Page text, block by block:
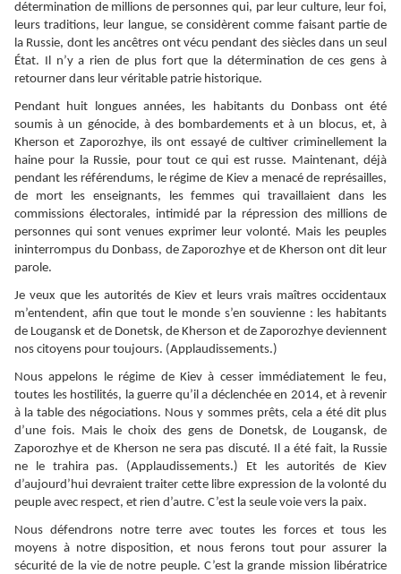
détermination de millions de personnes qui, par leur culture, leur foi,
leurs traditions, leur langue, se considèrent comme faisant partie de
la Russie, dont les ancêtres ont vécu pendant des siècles dans un seul
État. Il n’y a rien de plus fort que la détermination de ces gens à
retourner dans leur véritable patrie historique.
Pendant huit longues années, les habitants du Donbass ont été
soumis à un génocide, à des bombardements et à un blocus, et, à
Kherson et Zaporozhye, ils ont essayé de cultiver criminellement la
haine pour la Russie, pour tout ce qui est russe. Maintenant, déjà
pendant les référendums, le régime de Kiev a menacé de représailles,
de mort les enseignants, les femmes qui travaillaient dans les
commissions électorales, intimidé par la répression des millions de
personnes qui sont venues exprimer leur volonté. Mais les peuples
ininterrompus du Donbass, de Zaporozhye et de Kherson ont dit leur
parole.
Je veux que les autorités de Kiev et leurs vrais maîtres occidentaux
m’entendent, afin que tout le monde s’en souvienne : les habitants
de Lougansk et de Donetsk, de Kherson et de Zaporozhye deviennent
nos citoyens pour toujours. (Applaudissements.)
Nous appelons le régime de Kiev à cesser immédiatement le feu,
toutes les hostilités, la guerre qu’il a déclenchée en 2014, et à revenir
à la table des négociations. Nous y sommes prêts, cela a été dit plus
d’une fois. Mais le choix des gens de Donetsk, de Lougansk, de
Zaporozhye et de Kherson ne sera pas discuté. Il a été fait, la Russie
ne le trahira pas. (Applaudissements.) Et les autorités de Kiev
d’aujourd’hui devraient traiter cette libre expression de la volonté du
peuple avec respect, et rien d’autre. C’est la seule voie vers la paix.
Nous défendrons notre terre avec toutes les forces et tous les
moyens à notre disposition, et nous ferons tout pour assurer la
sécurité de la vie de notre peuple. C’est la grande mission libératrice